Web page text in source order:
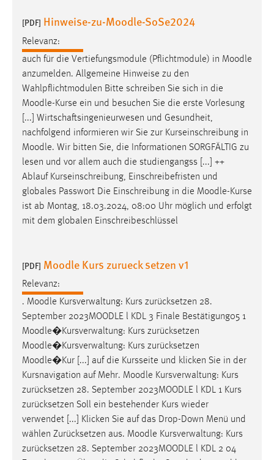
[PDF] Hinweise-zu-Moodle-SoSe2024
Relevanz:
auch für die Vertiefungsmodule (Pflichtmodule) in Moodle
anzumelden. Allgemeine Hinweise zu den
Wahlpflichtmodulen Bitte schreiben Sie sich in die
Moodle-Kurse ein und besuchen Sie die erste Vorlesung
[...] Wirtschaftsingenieurwesen und Gesundheit,
nachfolgend informieren wir Sie zur Kurseinschreibung in
Moodle. Wir bitten Sie, die Informationen SORGFÄLTIG zu
lesen und vor allem auch die studiengangss [...] ++
Ablauf Kurseinschreibung, Einschreibefristen und
globales Passwort Die Einschreibung in die Moodle-Kurse
ist ab Montag, 18.03.2024, 08:00 Uhr möglich und erfolgt
mit dem globalen Einschreibeschlüssel
[PDF] Moodle Kurs zurueck setzen v1
Relevanz:
. Moodle Kursverwaltung: Kurs zurücksetzen 28.
September 2023MOODLE l KDL 3 Finale Bestätigung05 1
Moodle�Kursverwaltung: Kurs zurücksetzen
Moodle�Kursverwaltung: Kurs zurücksetzen
Moodle�Kur [...] auf die Kursseite und klicken Sie in der
Kursnavigation auf Mehr. Moodle Kursverwaltung: Kurs
zurücksetzen 28. September 2023MOODLE l KDL 1 Kurs
zurücksetzen Soll ein bestehender Kurs wieder
verwendet [...] Klicken Sie auf das Drop-Down Menü und
wählen Zurücksetzen aus. Moodle Kursverwaltung: Kurs
zurücksetzen 28. September 2023MOODLE l KDL 2 04
Name:
Anbieter:
Facebook
Zweck:
Conversion-Tracking
Cookie Laufzeit:
3 Monate
EXTERNE MEDIEN
Um Inhalte von Videoplattformen und Social Media
Plattformen anzeigen zu können, werden von diesen
YouTube
Vimeo